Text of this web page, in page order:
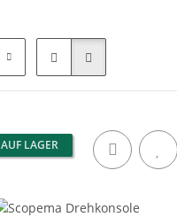
AUF LAGER